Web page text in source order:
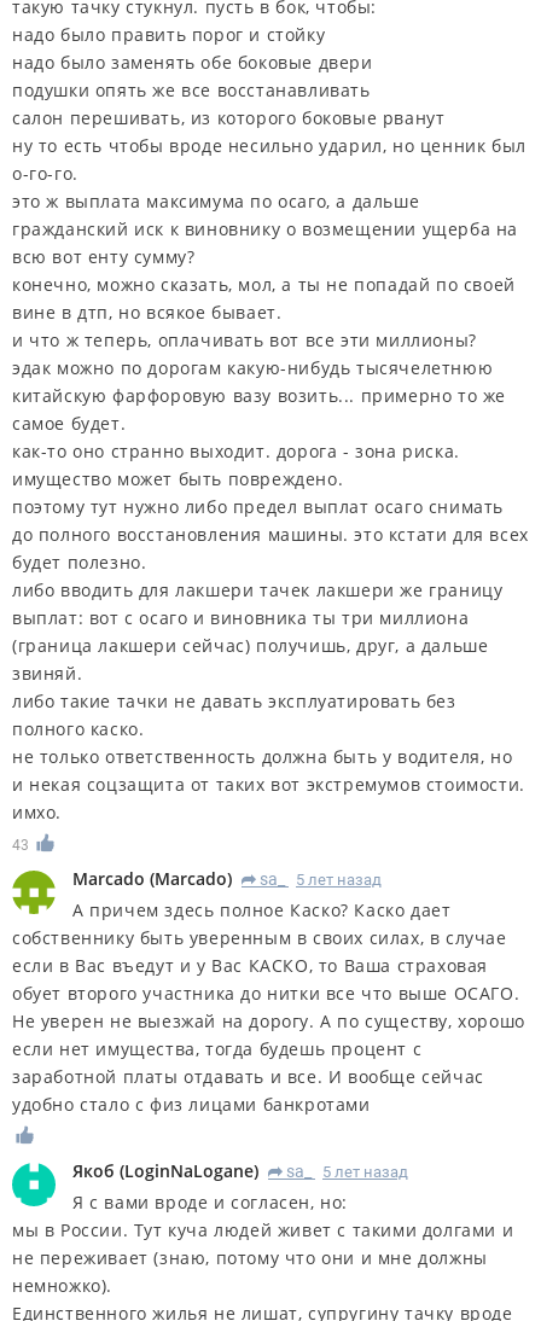
такую тачку стукнул. пусть в бок, чтобы:
надо было править порог и стойку
надо было заменять обе боковые двери
подушки опять же все восстанавливать
салон перешивать, из которого боковые рванут
ну то есть чтобы вроде несильно ударил, но ценник был
о-го-го.
это ж выплата максимума по осаго, а дальше
гражданский иск к виновнику о возмещении ущерба на
всю вот енту сумму?
конечно, можно сказать, мол, а ты не попадай по своей
вине в дтп, но всякое бывает.
и что ж теперь, оплачивать вот все эти миллионы?
эдак можно по дорогам какую-нибудь тысячелетнюю
китайскую фарфоровую вазу возить... примерно то же
самое будет.
как-то оно странно выходит. дорога - зона риска.
имущество может быть повреждено.
поэтому тут нужно либо предел выплат осаго снимать
до полного восстановления машины. это кстати для всех
будет полезно.
либо вводить для лакшери тачек лакшери же границу
выплат: вот с осаго и виновника ты три миллиона
(граница лакшери сейчас) получишь, друг, а дальше
звиняй.
либо такие тачки не давать эксплуатировать без
полного каско.
не только ответственность должна быть у водителя, но
и некая соцзащита от таких вот экстремумов стоимости.
имхо.
43
Marcado (Marcado) R sa_ 5 лет назад
А причем здесь полное Каско? Каско дает
собственнику быть уверенным в своих силах, в случае
если в Вас въедут и у Вас КАСКО, то Ваша страховая
обует второго участника до нитки все что выше ОСАГО.
Не уверен не выезжай на дорогу. А по существу, хорошо
если нет имущества, тогда будешь процент с
заработной платы отдавать и все. И вообще сейчас
удобно стало с физ лицами банкротами
Якоб (LoginNaLogane) R sa_ 5 лет назад
Я с вами вроде и согласен, но:
мы в России. Тут куча людей живет с такими долгами и
не переживает (знаю, потому что они и мне должны
немножко).
Единственного жилья не лишат, супругину тачку вроде